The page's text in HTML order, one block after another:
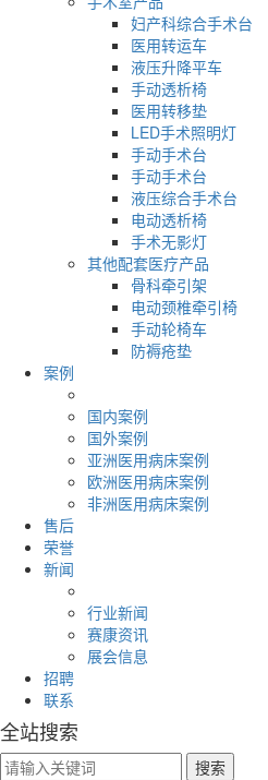
妇产科综合手术台
医用转运车
液压升降平车
手动透析椅
医用转移垫
LED手术照明灯
手动手术台
手动手术台
液压综合手术台
电动透析椅
手术无影灯
其他配套医疗产品
骨科牵引架
电动颈椎牵引椅
手动轮椅车
防褥疮垫
案例
国内案例
国外案例
亚洲医用病床案例
欧洲医用病床案例
非洲医用病床案例
售后
荣誉
新闻
行业新闻
赛康资讯
展会信息
招聘
联系
全站搜索